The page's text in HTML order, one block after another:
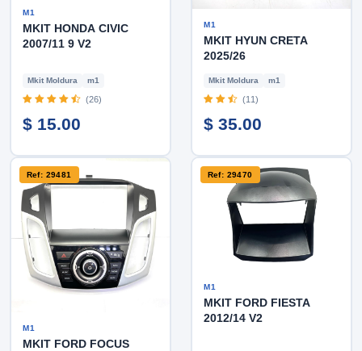
M1
MKIT HONDA CIVIC
2007/11 9 V2
Mkit Moldura m1
(26)
$ 15.00
M1
MKIT HYUN CRETA
2025/26
Mkit Moldura m1
(11)
$ 35.00
Ref: 29481
M1
MKIT FORD FOCUS
Ref: 29470
M1
MKIT FORD FIESTA
2012/14 V2